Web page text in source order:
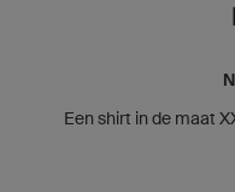
Een shirt in de maat